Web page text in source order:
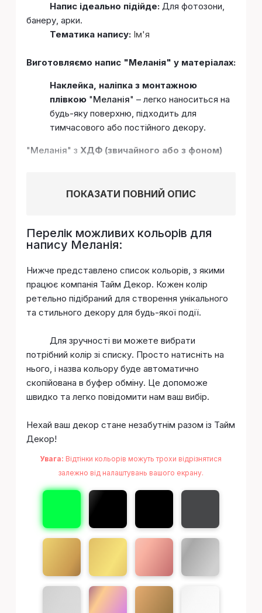
Напис ідеально підійде:Для фотозони,
банеру, арки.
Тематика напису: Ім'я
Виготовляємо напис "Меланія" у матеріалах:
Наклейка, наліпка з монтажною
плівкою"Меланія" – легко наноситься на
будь-яку поверхню, підходить для
тимчасового або постійного декору.
"Меланія" з ХДФ (звичайного або з фоном)
ПОКАЗАТИ ПОВНИЙ ОПИС
Перелік можливих кольорів для
напису Меланія:
Нижче представлено список кольорів, з якими
працює компанія Тайм Декор. Кожен колір
ретельно підібраний для створення унікального
та стильного декору для будь-якої події.
Для зручності ви можете вибрати
потрібний колір зі списку. Просто натисніть на
нього, і назва кольору буде автоматично
скопійована в буфер обміну. Це допоможе
швидко та легко повідомити нам ваш вибір.
Нехай ваш декор стане незабутнім разом із Тайм
Декор!
Увага: Відтінки кольорів можуть трохи відрізнятися
залежно від налаштувань вашого екрану.